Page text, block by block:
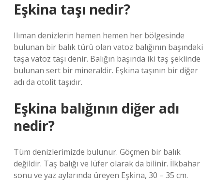
Eşkina taşı nedir?
Ilıman denizlerin hemen hemen her bölgesinde
bulunan bir balık türü olan vatoz balığının başındaki
taşa vatoz taşı denir. Balığın başında iki taş şeklinde
bulunan sert bir mineraldir. Eşkina taşının bir diğer
adı da otolit taşıdır.
Eşkina balığının diğer adı
nedir?
Tüm denizlerimizde bulunur. Göçmen bir balık
değildir. Taş balığı ve lüfer olarak da bilinir. İlkbahar
sonu ve yaz aylarında üreyen Eşkina, 30 – 35 cm.